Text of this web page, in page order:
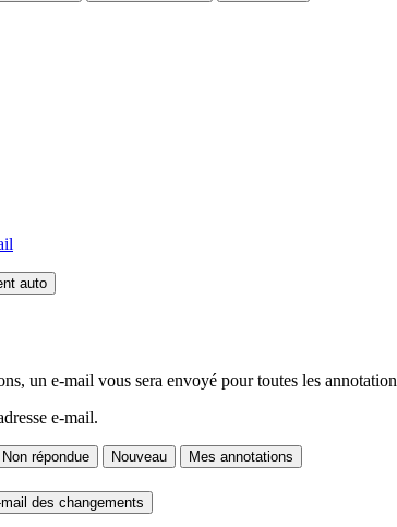
auto
un e-mail vous sera envoyé pour toutes les
e-mail.
Non répondue Nouveau
Mes annotations
des changements